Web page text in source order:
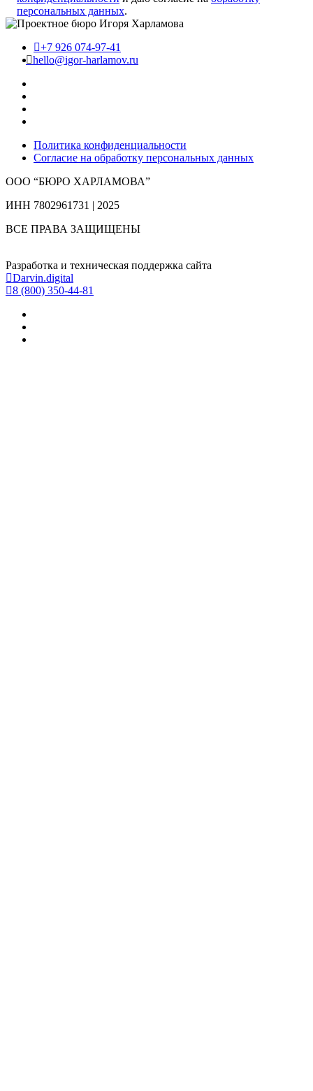
персональных данных.
+7 926 074-97-41
hello@igor-harlamov.ru
Политика конфиденциальности
Согласие на обработку персональных данных
ООО “БЮРО ХАРЛАМОВА”
ИНН 7802961731 | 2025
ВСЕ ПРАВА ЗАЩИЩЕНЫ
Разработка и техническая поддержка сайта
Darvin.digital
8 (800) 350-44-81